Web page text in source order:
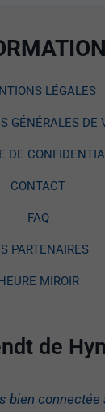
LÉGALES
GÉNÉRALES DE
DE
CONTACT
FAQ
PARTENAIRES
MIROIR
de
bien connectée